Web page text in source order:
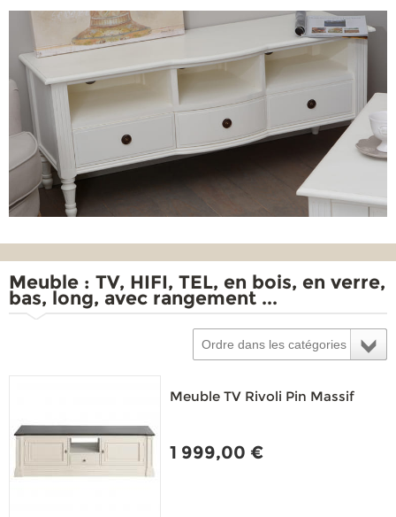
Meuble : TV, HIFI, TEL, en bois, en verre,
bas, long, avec rangement ...
Ordre dans les catégories
Meuble TV Rivoli Pin Massif
1 999,00 €